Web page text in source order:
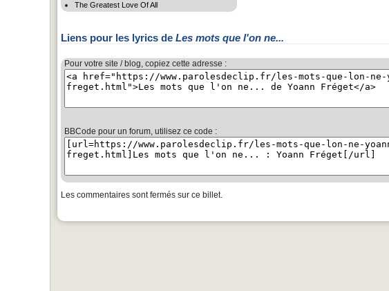
The Greatest Love Of All
Liens pour les lyrics de Les mots que l'on ne...
Pour votre site / blog, copiez cette adresse :
BBCode pour un forum, utilisez ce code :
Les commentaires sont fermés sur ce billet.